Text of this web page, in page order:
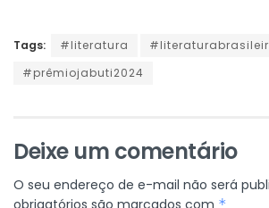
Tags: #literatura
#prêmiojabuti2024
Deixe um comentário
O seu endereço de e-mail não será
obrigatórios são marcados com *